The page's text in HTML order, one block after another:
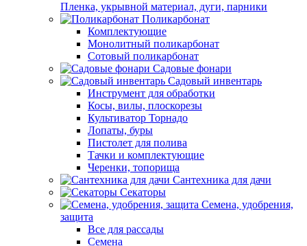
Пленка, укрывной материал, дуги, парники
Поликарбонат
Комплектующие
Монолитный поликарбонат
Сотовый поликарбонат
Садовые фонари
Садовый инвентарь
Инструмент для обработки
Косы, вилы, плоскорезы
Культиватор Торнадо
Лопаты, буры
Пистолет для полива
Тачки и комплектующие
Черенки, топорища
Сантехника для дачи
Секаторы
Семена, удобрения,
защита
Все для рассады
Семена